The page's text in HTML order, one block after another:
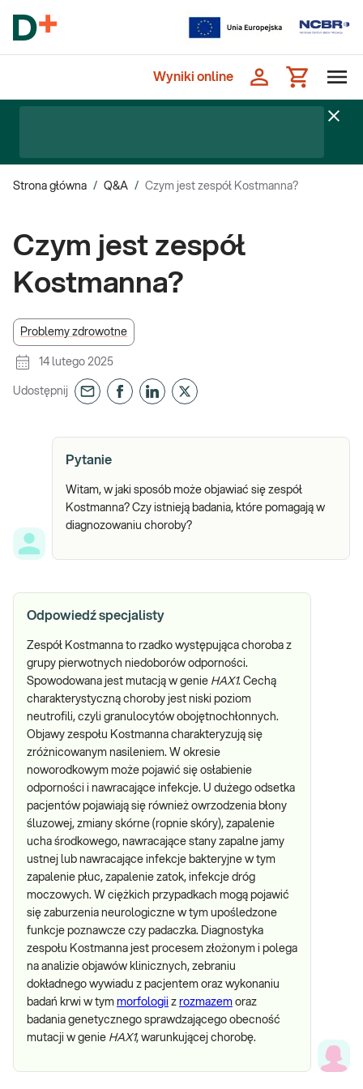
Wyniki online
Strona główna / Q&A / Czym jest zespół Kostmanna?
Czym jest zespół
Kostmanna?
Problemy zdrowotne
14 lutego 2025
Udostępnij
Pytanie
Witam, w jaki sposób może objawiać się zespół
Kostmanna? Czy istnieją badania, które pomagają w
diagnozowaniu choroby?
Odpowiedź specjalisty
Zespół Kostmanna to rzadko występująca choroba z
grupy pierwotnych niedoborów odporności.
Spowodowana jest mutacją w genie HAX1. Cechą
charakterystyczną choroby jest niski poziom
neutrofili, czyli granulocytów obojętnochłonnych.
Objawy zespołu Kostmanna charakteryzują się
zróżnicowanym nasileniem. W okresie
noworodkowym może pojawić się osłabienie
odporności i nawracające infekcje. U dużego odsetka
pacjentów pojawiają się również owrzodzenia błony
śluzowej, zmiany skórne (ropnie skóry), zapalenie
ucha środkowego, nawracające stany zapalne jamy
ustnej lub nawracające infekcje bakteryjne w tym
zapalenie płuc, zapalenie zatok, infekcje dróg
moczowych. W ciężkich przypadkach mogą pojawić
się zaburzenia neurologiczne w tym upośledzone
funkcje poznawcze czy padaczka. Diagnostyka
zespołu Kostmanna jest procesem złożonym i polega
na analizie objawów klinicznych, zebraniu
dokładnego wywiadu z pacjentem oraz wykonaniu
badań krwi w tym morfologii z rozmazem oraz
badania genetycznego sprawdzającego obecność
mutacji w genie HAX1, warunkującej chorobę.